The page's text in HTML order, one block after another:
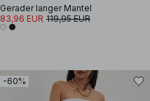
Gerader langer Mantel
83,96 EUR 119,95 EUR
-60%